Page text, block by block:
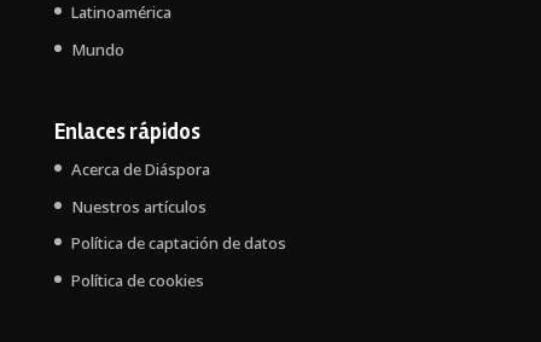
Latinoamérica
Mundo
Enlaces rápidos
Acerca de Diáspora
Nuestros artículos
Política de captación de datos
Política de cookies